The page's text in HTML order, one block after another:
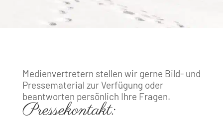
Medienvertretern stellen wir gerne Bild- und
Pressematerial zur Verfügung oder
beantworten persönlich Ihre Fragen.
Pressekontakt: